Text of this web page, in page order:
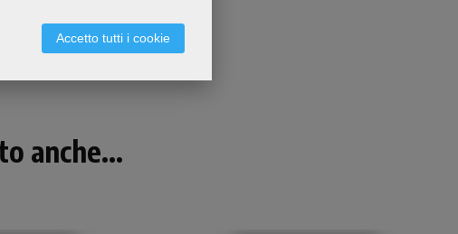
Accetto tutti i cookie
anche...